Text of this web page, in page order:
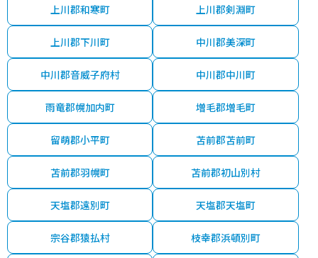
上川郡和寒町 上川郡剣淵町
上川郡下川町 中川郡美深町
中川郡音威子府村 中川郡中川町
雨竜郡幌加内町 増毛郡増毛町
留萌郡小平町 苫前郡苫前町
苫前郡羽幌町 苫前郡初山別村
天塩郡遠別町 天塩郡天塩町
宗谷郡猿払村 枝幸郡浜頓別町